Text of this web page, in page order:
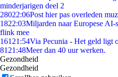
minderjarigen deel 2
28022:06Post hier pas overleden
1822:03Miljarden naar Europese AI-
flink mee
161 21:54Via Pecunia - Het geld ligt
81 21:48Meer dan 40 uur werken.
Gezondheid
Gezondheid